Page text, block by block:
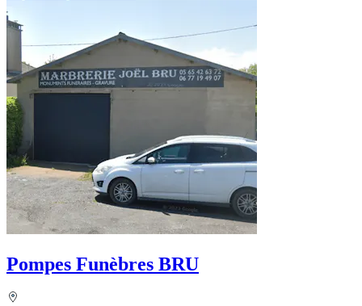
Pompes Funèbres BRU